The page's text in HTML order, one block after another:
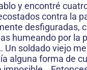
y encontré
contra la
desfiguradas,
humeando por la
Un soldado viejo
alguna forma de